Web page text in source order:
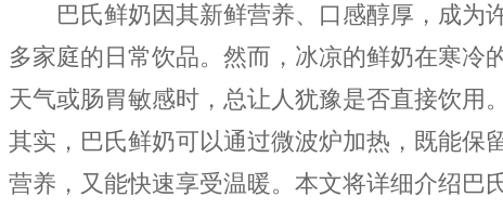
巴氏鲜奶因其新鲜营养、口感醇厚，成为
多家庭的日常饮品。然而，冰凉的鲜奶在寒冷
天气或肠胃敏感时，总让人犹豫是否直接饮用
其实，巴氏鲜奶可以通过微波炉加热，既能保
营养，又能快速享受温暖。本文将详细介绍巴